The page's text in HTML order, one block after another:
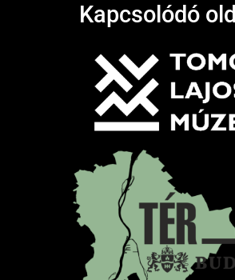
Kapcsolódó